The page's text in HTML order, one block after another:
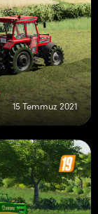
15 Temmuz 2021